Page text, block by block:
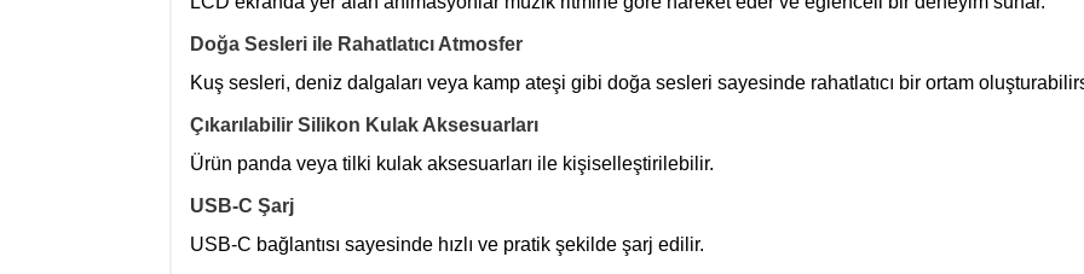
Doğa Sesleri ile Rahatlatıcı Atmosfer
Kuş sesleri, deniz dalgaları veya kamp ateşi gibi doğa sesleri sayesinde rahatlatıcı bir ortam
Çıkarılabilir Silikon Kulak Aksesuarları
Ürün panda veya tilki kulak aksesuarları ile kişiselleştirilebilir.
USB-C Şarj
USB-C bağlantısı sayesinde hızlı ve pratik şekilde şarj edilir.